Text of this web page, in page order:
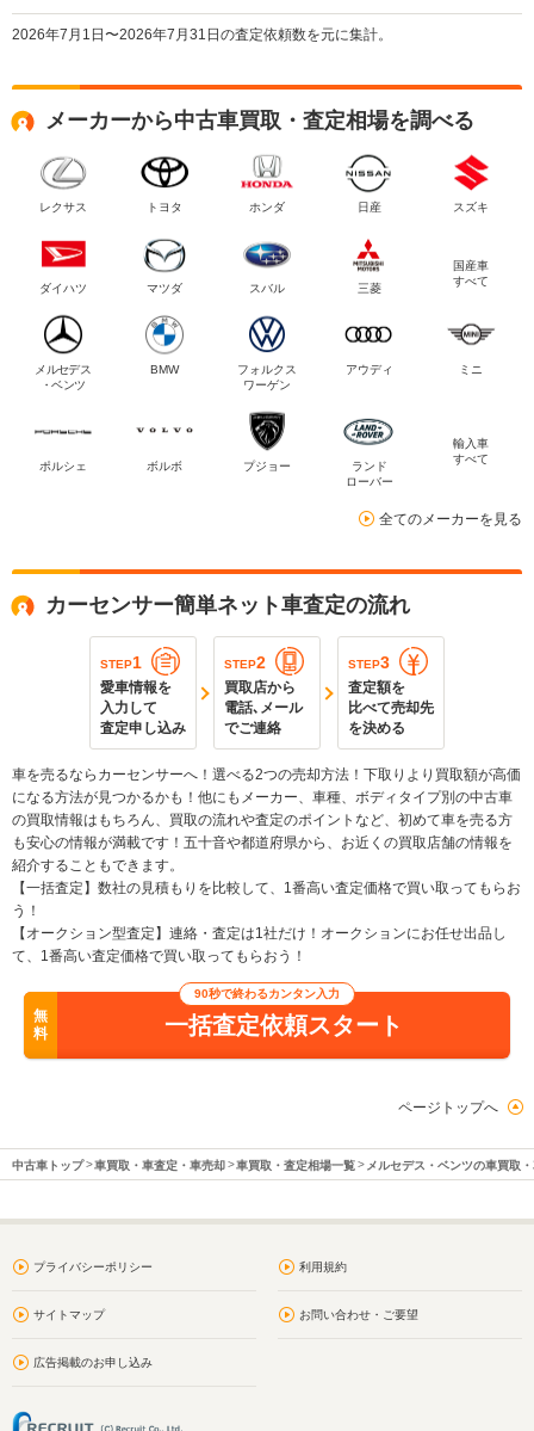
2026年7月1日〜2026年7月31日の査定依頼数を元に集計。
メーカーから中古車買取・査定相場を調べる
レクサス トヨタ ホンダ 日産 スズキ
ダイハツ マツダ スバル 三菱
国産車
すべて
メルセデス
・ベンツ
BMW
フォルクス
ワーゲン
アウディ ミニ
ポルシェ ボルボ プジョー
ランド
ローバー
輸入車
すべて
全てのメーカーを見る
カーセンサー簡単ネット車査定の流れ
STEP1
愛車情報を
入力して
査定申し込み
STEP2
買取店から
電話､メール
でご連絡
STEP3
査定額を
比べて売却先
を決める
車を売るならカーセンサーへ！選べる2つの売却方法！下取りより買取額が高価
になる方法が見つかるかも！他にもメーカー、車種、ボディタイプ別の中古車
の買取情報はもちろん、買取の流れや査定のポイントなど、初めて車を売る方
も安心の情報が満載です！五十音や都道府県から、お近くの買取店舗の情報を
紹介することもできます。
【一括査定】数社の見積もりを比較して、1番高い査定価格で買い取ってもらお
う！
【オークション型査定】連絡・査定は1社だけ！オークションにお任せ出品し
て、1番高い査定価格で買い取ってもらおう！
無
料
90秒で終わるカンタン入力
一括査定依頼スタート
ページトップへ
中古車トップ 車買取・車査定・車売却 車買取・査定相場一覧 メルセデス・ベンツの車買取
プライバシーポリシー 利用規約
サイトマップ お問い合わせ・ご要望
広告掲載のお申し込み